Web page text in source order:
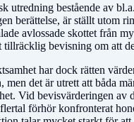
utredning bestående av
berättelse, är ställt
avlossade skottet från
tillräcklig be­vis­ning om att
har dock rätten
men det är utrett att båda
Vid bevisvärderingen av
förhör kon­fronterat